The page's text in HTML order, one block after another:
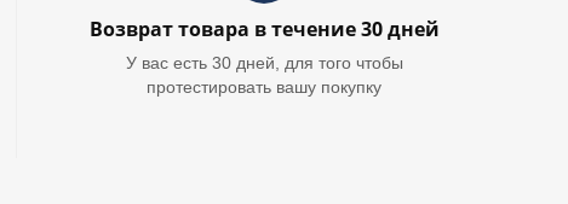
Возврат товара в течение 30 дней
У вас есть 30 дней, для того чтобы
протестировать вашу покупку